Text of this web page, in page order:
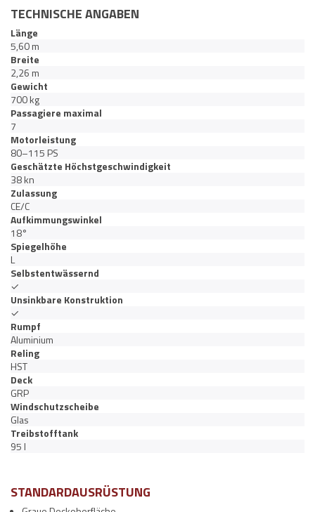
TECHNISCHE ANGABEN
Länge
5,60 m
Breite
2,26 m
Gewicht
700 kg
Passagiere maximal
7
Motorleistung
80–115 PS
Geschätzte Höchstgeschwindigkeit
38 kn
Zulassung
CE/C
Aufkimmungswinkel
18°
Spiegelhöhe
L
Selbstentwässernd
✓
Unsinkbare Konstruktion
✓
Rumpf
Aluminium
Reling
HST
Deck
GRP
Windschutzscheibe
Glas
Treibstofftank
95 l
STANDARDAUSRÜSTUNG